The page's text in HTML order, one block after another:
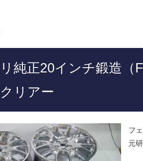
純正20インチ鍛造（
リアー
フ
元